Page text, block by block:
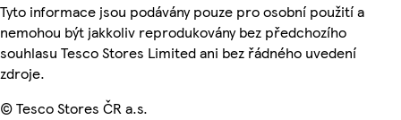
Tyto informace jsou podávány pouze pro osobní použití a
nemohou být jakkoliv reprodukovány bez předchozího
souhlasu Tesco Stores Limited ani bez řádného uvedení
zdroje.
© Tesco Stores ČR a.s.